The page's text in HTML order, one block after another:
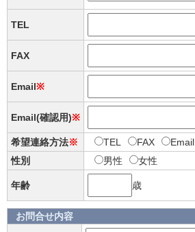
TEL
FAX
Email※
Email(確認用)※
希望連絡方法※ TEL FAX
Email
性別
男性 女性
年齢 歳
お問合せ内容